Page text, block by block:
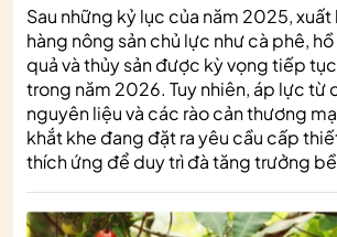
Sau những kỷ lục của năm 2025,
hàng nông sản chủ lực như cà phê,
quả và thủy sản được kỳ vọng tiếp
trong năm 2026. Tuy nhiên, áp lực từ
nguyên liệu và các rào cản thương
khắt khe đang đặt ra yêu cầu cấp
thích ứng để duy trì đà tăng trưởng